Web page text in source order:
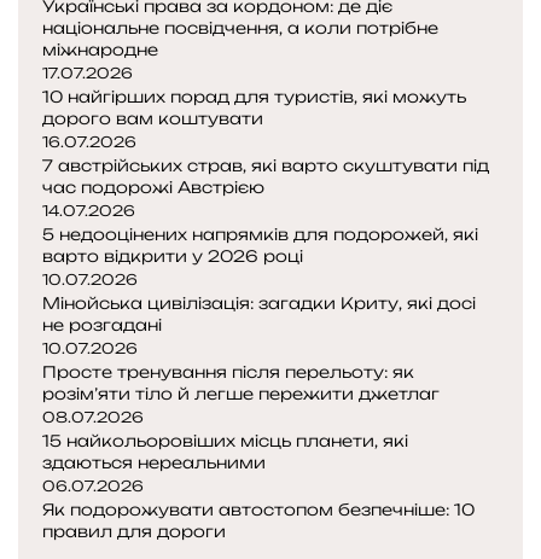
Українські права за кордоном: де діє
національне посвідчення, а коли потрібне
міжнародне
17.07.2026
10 найгірших порад для туристів, які можуть
дорого вам коштувати
16.07.2026
7 австрійських страв, які варто скуштувати під
час подорожі Австрією
14.07.2026
5 недооцінених напрямків для подорожей, які
варто відкрити у 2026 році
10.07.2026
Мінойська цивілізація: загадки Криту, які досі
не розгадані
10.07.2026
Просте тренування після перельоту: як
розім’яти тіло й легше пережити джетлаг
08.07.2026
15 найкольоровіших місць планети, які
здаються нереальними
06.07.2026
Як подорожувати автостопом безпечніше: 10
правил для дороги